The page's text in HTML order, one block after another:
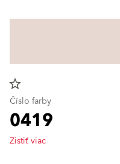
star_border
Číslo farby
0419
Zistiť viac